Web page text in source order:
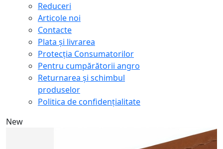
Reduceri
Articole noi
Contacte
Plata și livrarea
Protecţia Consumatorilor
Pentru cumpărătorii angro
Returnarea și schimbul
produselor
Politica de confidențialitate
New